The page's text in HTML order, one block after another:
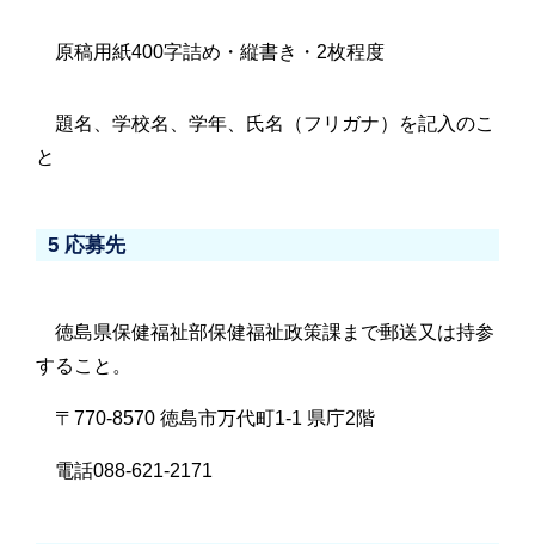
原稿用紙400字詰め・縦書き・2枚程度
題名、学校名、学年、氏名（フリガナ）を記入のこ
と
5 応募先
徳島県保健福祉部保健福祉政策課まで郵送又は持参
すること。
〒770-8570 徳島市万代町1-1 県庁2階
電話088-621-2171